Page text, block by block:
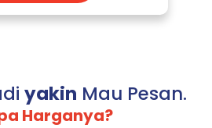
yakin Mau Pesan.
Harganya?